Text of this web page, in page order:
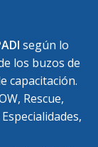
según lo
los buzos de
capacitación.
Rescue,